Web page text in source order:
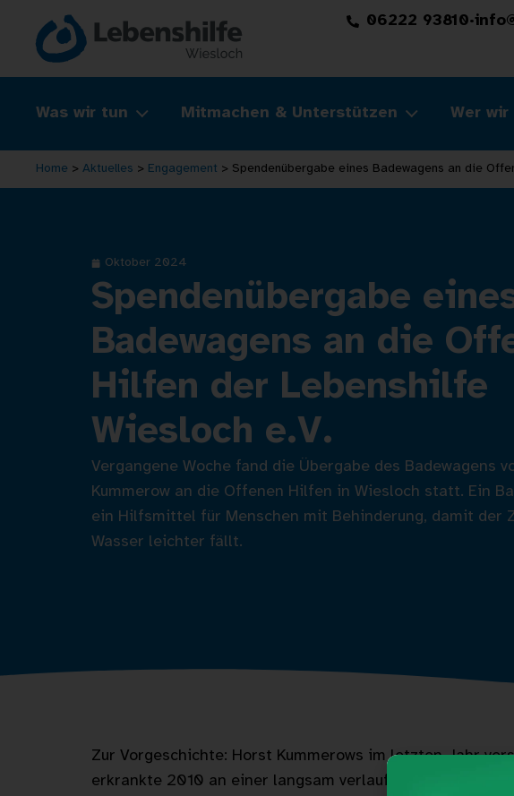
06222 93810·
Was wir tun Mitmachen & Unterstützen Wer wir
Home > Aktuelles > Engagement > Spendenübergabe eines Badewagens an die
Oktober 2024
Spendenübergabe
Badewagens an die
Hilfen der Lebenshilfe
Wiesloch e.V.
Vergangene Woche fand die Übergabe des Badewagens
Kummerow an die Offenen Hilfen in Wiesloch statt. Ein
ein Hilfsmittel für Menschen mit Behinderung, damit der
Wasser leichter fällt.
Zur Vorgeschichte: Horst Kummerows im letzten Jahr
erkrankte 2010 an einer langsam verlaufenden, aber